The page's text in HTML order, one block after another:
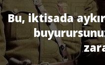
Bu, iktisada